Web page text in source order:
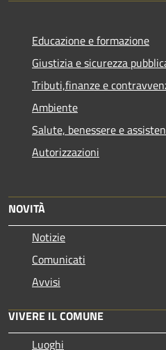
Educazione e formazione
Giustizia e sicurezza
Tributi,finanze e
Ambiente
Salute, benessere e
Autorizzazioni
NOVITÀ
Notizie
Comunicati
Avvisi
VIVERE IL COMUNE
Luoghi